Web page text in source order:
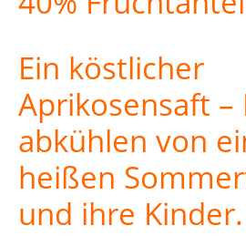
Ein köstlicher
Aprikosensaft –
abkühlen von
heißen
und ihre Kinder.